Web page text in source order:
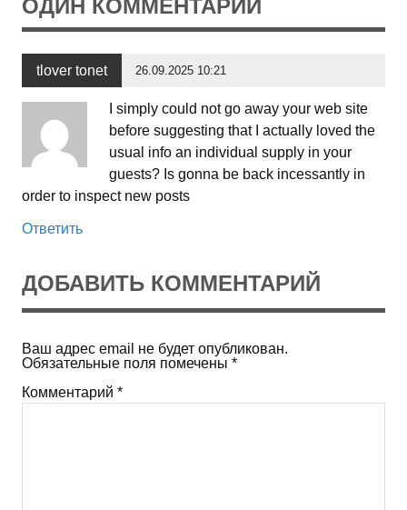
ОДИН КОММЕНТАРИЙ
tlover tonet 26.09.2025 10:21
I simply could not go away your web site
before suggesting that I actually loved the
usual info an individual supply in your
guests? Is gonna be back incessantly in
order to inspect new posts
Ответить
ДОБАВИТЬ КОММЕНТАРИЙ
Ваш адрес email не будет опубликован.
Обязательные поля помечены *
Комментарий *